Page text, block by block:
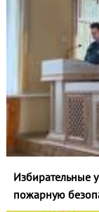
Избирательные
пожарную